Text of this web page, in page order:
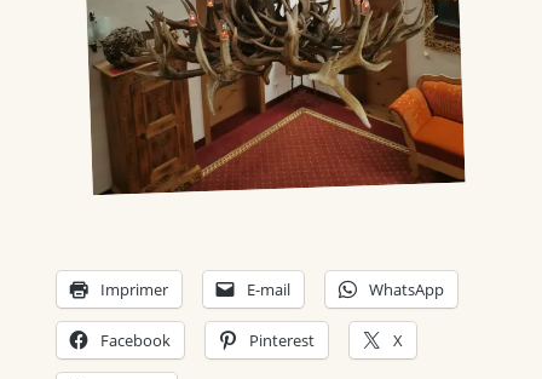
Imprimer E-mail WhatsApp
Facebook Pinterest X